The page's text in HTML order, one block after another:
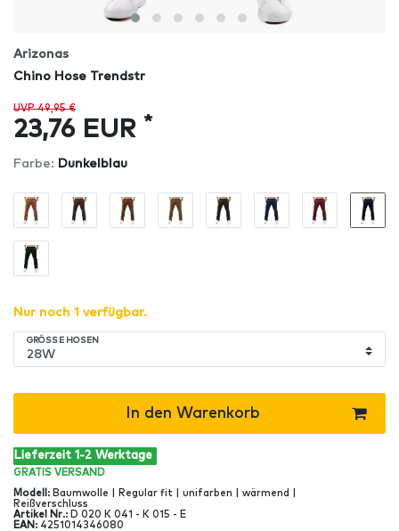
Arizonas
Chino Hose Trendstr
UVP 49,95 €
23,76 EUR *
Farbe: Dunkelblau
Nur noch 1 verfügbar.
GRÖSSE HOSEN
In den Warenkorb
Lieferzeit 1-2 Werktage
GRATIS VERSAND
Modell : Baumwolle | Regular fit | unifarben | wärmend |
Reißverschluss
Artikel Nr.: D 020 K 041 - K 015 - E
EAN : 4251014346080